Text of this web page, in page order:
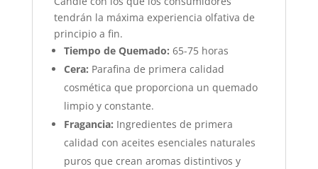
tendrán la máxima experiencia olfativa de
principio a fin.
Tiempo de Quemado: 65-75 horas
Cera: Parafina de primera calidad
cosmética que proporciona un quemado
limpio y constante.
Fragancia: Ingredientes de primera
calidad con aceites esenciales naturales
puros que crean aromas distintivos y